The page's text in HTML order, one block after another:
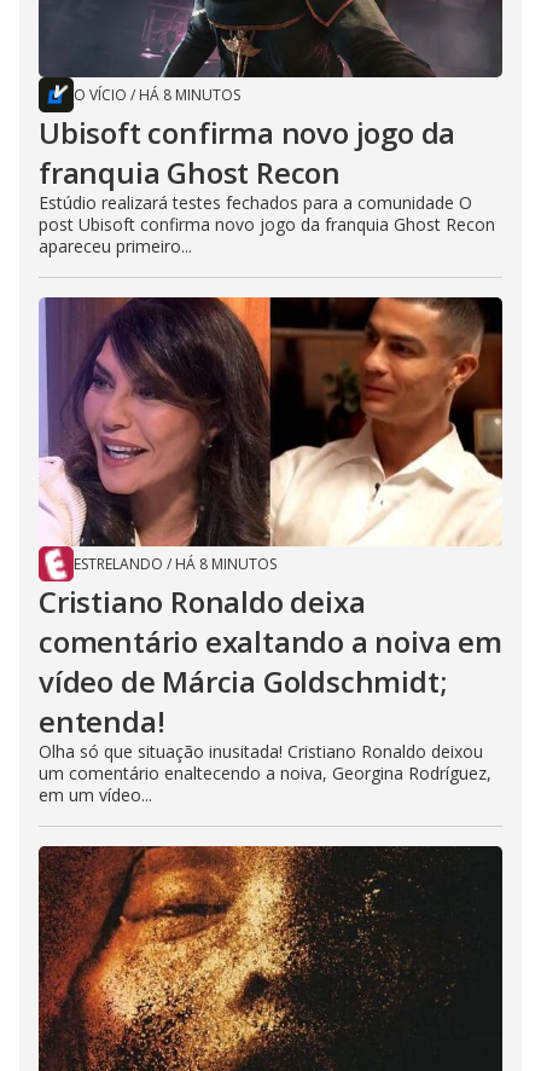
O VÍCIO / HÁ 8 MINUTOS
Ubisoft confirma novo jogo da
franquia Ghost Recon
Estúdio realizará testes fechados para a comunidade O
post Ubisoft confirma novo jogo da franquia Ghost Recon
apareceu primeiro...
ESTRELANDO / HÁ 8 MINUTOS
Cristiano Ronaldo deixa
comentário exaltando a noiva em
vídeo de Márcia Goldschmidt;
entenda!
Olha só que situação inusitada! Cristiano Ronaldo deixou
um comentário enaltecendo a noiva, Georgina Rodríguez,
em um vídeo...